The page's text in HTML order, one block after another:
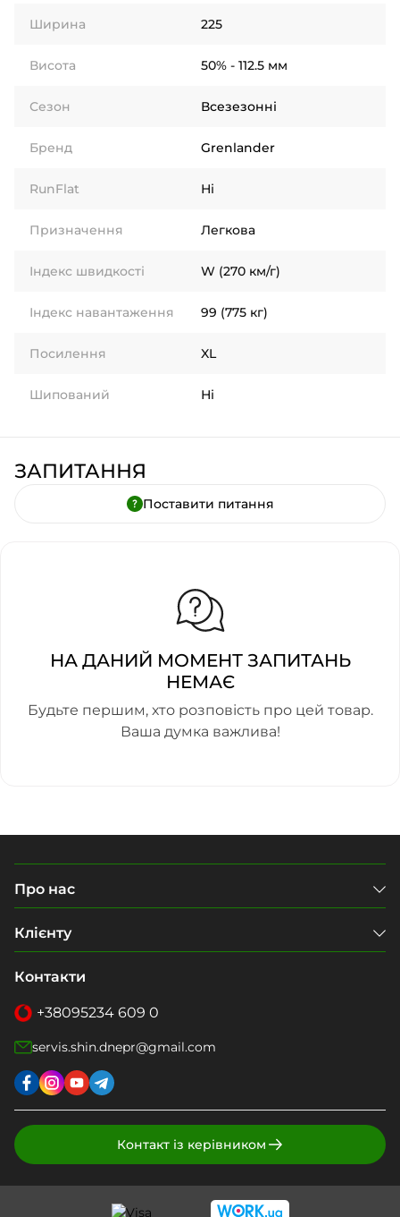
Ширина 225
Висота 50% - 112.5 мм
Сезон Всезезонні
Бренд Grenlander
RunFlat Ні
Призначення Легкова
Індекс швидкості W (270 км/г)
Індекс навантаження 99 (775 кг)
Посилення XL
Шипований Ні
ЗАПИТАННЯ
Поставити питання
НА ДАНИЙ МОМЕНТ ЗАПИТАНЬ
НЕМАЄ
Будьте першим, хто розповість про цей товар.
Ваша думка важлива!
Про нас
Клієнту
Контакти
+38095234 609 0
servis.shin.dnepr@gmail.com
Контакт із керівником